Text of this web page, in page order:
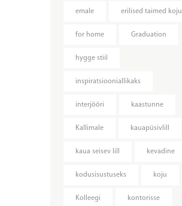
emale erilised taimed koju
for home Graduation
hygge stiil
inspiratsiooniallikaks
interjööri kaastunne
Kallimale kauapüsivlill
kaua seisev lill kevadine
kodusisustuseks koju
Kolleegi kontorisse